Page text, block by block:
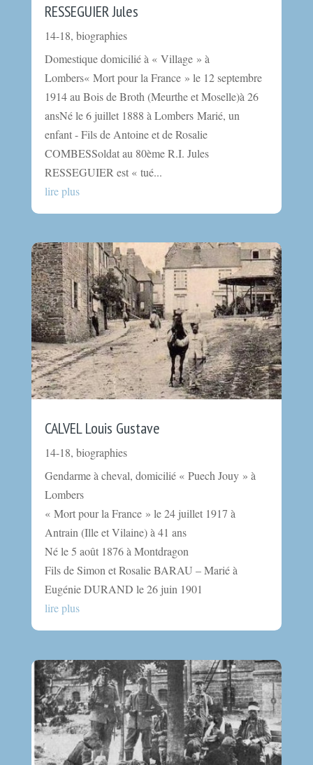
RESSEGUIER Jules
14-18, biographies
Domestique domicilié à « Village » à
Lombers« Mort pour la France » le 12 septembre
1914 au Bois de Broth (Meurthe et Moselle)à 26
ansNé le 6 juillet 1888 à Lombers Marié, un
enfant - Fils de Antoine et de Rosalie
COMBESSoldat au 80ème R.I. Jules
RESSEGUIER est « tué...
lire plus
CALVEL Louis Gustave
14-18, biographies
Gendarme à cheval, domicilié « Puech Jouy » à
Lombers
« Mort pour la France » le 24 juillet 1917 à
Antrain (Ille et Vilaine) à 41 ans
Né le 5 août 1876 à Montdragon
Fils de Simon et Rosalie BARAU – Marié à
Eugénie DURAND le 26 juin 1901
lire plus